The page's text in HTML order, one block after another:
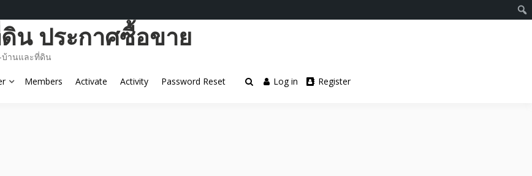
น ประกาศซื้อขาย
บ้านและที่ดิน
Members Activate Activity Password Reset Log in Register